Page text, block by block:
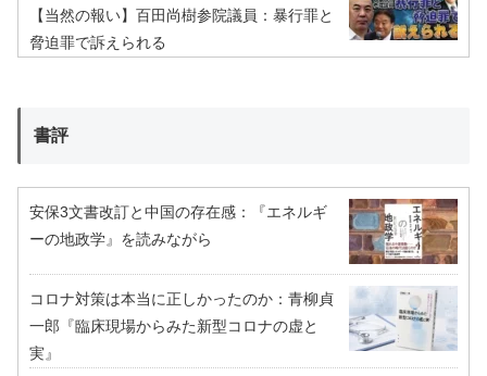
【当然の報い】百田尚樹参院議員：暴行罪と
脅迫罪で訴えられる
書評
安保3文書改訂と中国の存在感：『エネルギ
ーの地政学』を読みながら
コロナ対策は本当に正しかったのか：青柳貞
一郎『臨床現場からみた新型コロナの虚と
実』